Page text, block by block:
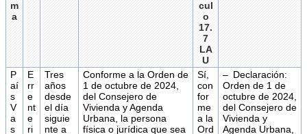
m
a
cul
o
17.
7
LA
U
P
aí
s
V
a
s
E
rr
e
nt
e
ri
Tres
años
desde
el día
siguie
nte a
Conforme a la Orden de
1 de octubre de 2024,
del Consejero de
Vivienda y Agenda
Urbana, la persona
física o jurídica que sea
Sí,
con
for
me
a la
Ord
– Declaración:
Orden de 1 de
octubre de 2024,
del Consejero de
Vivienda y
Agenda Urbana,